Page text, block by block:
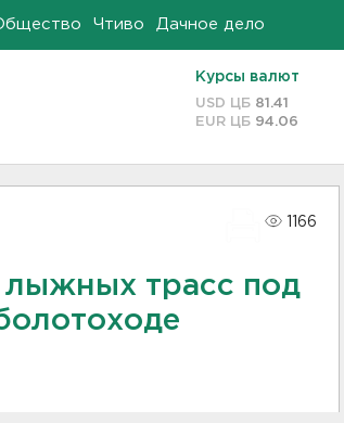
Чтиво Дачное дело
Курсы валют
USD ЦБ 81.41
EUR ЦБ 94.06
1166
трасс под